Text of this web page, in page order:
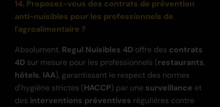
14. Proposez-vous des contrats de prévention
anti-nuisibles pour les professionnels de
l'agroalimentaire ?
Absolument. Regul Nuisibles 4D offre des contrats
4D sur mesure pour les professionnels (restaurants,
hôtels, IAA), garantissant le respect des normes
d'hygiène strictes (HACCP) par une surveillance et
des interventions préventives régulières contre